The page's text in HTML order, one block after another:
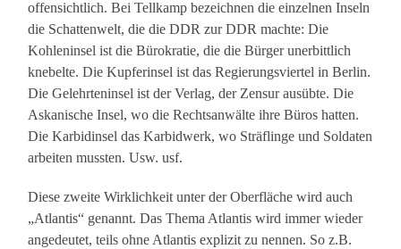
offensichtlich. Bei Tellkamp bezeichnen die einzelnen Inseln
die Schattenwelt, die die DDR zur DDR machte: Die
Kohleninsel ist die Bürokratie, die die Bürger unerbittlich
knebelte. Die Kupferinsel ist das Regierungsviertel in Berlin.
Die Gelehrteninsel ist der Verlag, der Zensur ausübte. Die
Askanische Insel, wo die Rechtsanwälte ihre Büros hatten.
Die Karbidinsel das Karbidwerk, wo Sträflinge und Soldaten
arbeiten mussten. Usw. usf.
Diese zweite Wirklichkeit unter der Oberfläche wird auch
„Atlantis“ genannt. Das Thema Atlantis wird immer wieder
angedeutet, teils ohne Atlantis explizit zu nennen. So z.B.